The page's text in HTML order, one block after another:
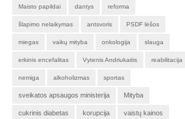
Maisto papildai dantys reforma
šlapimo nelaikymas antsvoris PSDF lėšos
miegas vaikų mityba onkologija slauga
erkinis encefalitas Vytenis Andriukaitis reabilitacija
nemiga alkoholizmas sportas
sveikatos apsaugos ministerija Mityba
cukrinis diabetas korupcija vaistų kainos